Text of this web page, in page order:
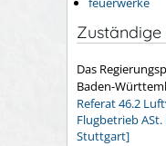
Zuständige
Das
Baden-
Referat 46.2
Flugbetrieb
Stuttgart]